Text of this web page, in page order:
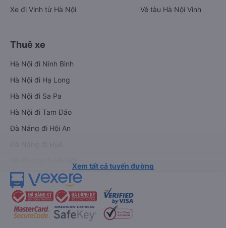
Xe đi Vinh từ Hà Nội
Vé tàu Hà Nội Vinh
Thuê xe
Hà Nội đi Ninh Bình
Hà Nội đi Hạ Long
Hà Nội đi Sa Pa
Hà Nội đi Tam Đảo
Đà Nẵng đi Hội An
Xem tất cả tuyến đường